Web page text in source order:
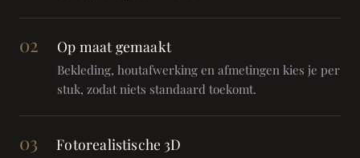
02 Op maat gemaakt
Bekleding, houtafwerking en afmetingen kies je per
stuk, zodat niets standaard toekomt.
03 Fotorealistische 3D